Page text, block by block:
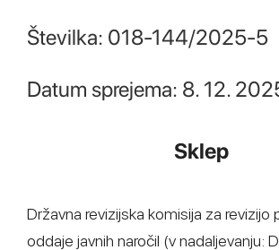
Številka: 018-144/2025-5
Datum sprejema: 8. 12.
Sklep
Državna revizijska komisija za revizijo
oddaje javnih naročil (v nadaljevanju: